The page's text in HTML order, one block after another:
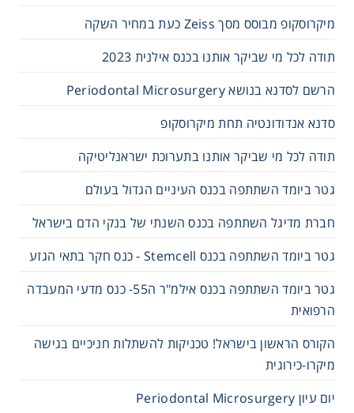
מיקרוסקופ מבוסס מסך Zeiss כעת במחיר השקה
תודה לכל מי שביקר אותנו בכנס אילנית 2023
הרשם לסדנא בנושא Periodontal Microsurgery
סדנא אנדודונטיה תחת מיקרוסקופ
תודה לכל מי שביקר אותנו בתערוכת ישראנליטיקה
גטר ביומד השתתפה בכנס העיניים הגדול בעולם
חברת מדיגל השתתפה בכנס השנתי של בנקי הדם בישראל
גטר ביומד השתתפה בכנס Stemcell - כנס חקר בתאי הגזע
גטר ביומד השתתפה בכנס אילמ"ר ה55- כנס מדעי המעבדה
הרפואית
הקורס הראשון בישראל! טכניקות להשתלות חניכיים בגישה
מיקרו-כירוגית
יום עיון Periodontal Microsurgery